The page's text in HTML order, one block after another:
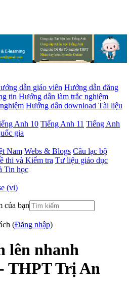
dẫn giáo viên Hướng dẫn đăng
tin Hướng dẫn làm trắc nghiệm
Hướng dẫn download Tài liệu
Anh 10 Tiếng Anh 11 Tiếng Anh
gia
Nam Webs & Blogs Câu lạc bộ
thi và Kiểm tra Tư liệu giáo dục
Tin học
‎(vi)‎
của bạn
(Đăng nhập)
lên nhanh
THPT Trị An